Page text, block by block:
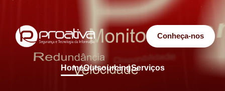
HomeOutsourcingServiços
Conheça-nos